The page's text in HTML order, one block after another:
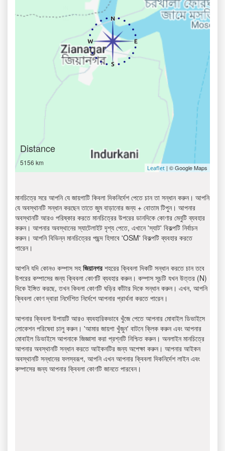
Distance
5156 km
Leaflet | © Google Maps
মানচিত্রে সরে আপনি যে জায়গাটি কিবলা দিকনির্দেশ পেতে চান তা সন্ধান করুন। আপনি
যে অবস্থানটি সন্ধান করছেন তাতে জুম বাড়ানোর জন্য + বোতাম টিপুন। আপনার
অবস্থানটি আরও পরিষ্কার করতে মানচিত্রের উপরের ডানদিকে কোণার মেনুটি ব্যবহার
করুন। আপনার অবস্থানের স্যাটেলাইট দৃশ্য পেতে, এখানে 'স্যাট' বিকল্পটি নির্বাচন
করুন। আপনি বিভিন্ন মানচিত্রের পছন্দ হিসাবে 'OSM' বিকল্পটি ব্যবহার করতে
পারেন।
আপনি যদি কোনও কম্পাস সহজিয়ানগর শহরের ক্বিবলা দিকটি সন্ধান করতে চান তবে
উপরের কম্পাসের জন্য ক্বিবলা কোণটি ব্যবহার করুন। কম্পাস সূচটি যখন উত্তর (N)
দিকে ইঙ্গিত করছে, তখন কিবলা কোণটি ঘড়ির কাঁটার দিকে সন্ধান করুন। এখন, আপনি
ক্বিবলা কোণ দ্বারা নির্দেশিত নির্দেশে আপনার প্রার্থনা করতে পারেন।
আপনার ক্বিবলা উপায়টি আরও ব্যবহারিকভাবে খুঁজে পেতে আপনার মোবাইল ডিভাইসে
লোকেশন পরিষেবা চালু করুন। 'আমার জায়গা খুঁজুন' বাটনে ক্লিক করুন এবং আপনার
মোবাইল ডিভাইসে আপনাকে জিজ্ঞাসা করা প্রশ্নটি নিশ্চিত করুন। অনলাইন মানচিত্রে
আপনার অবস্থানটি সন্ধান করতে আইকনটির জন্য অপেক্ষা করুন। আপনার আইকন
অবস্থানটি সন্ধানের ফলস্বরূপ, আপনি এখন আপনার ক্বিবলা দিকনির্দেশ লাইন এবং
কম্পাসের জন্য আপনার ক্বিবলা কোণটি জানতে পারবেন।